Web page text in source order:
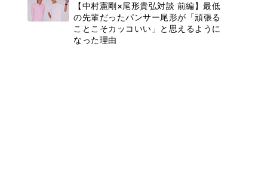
【中村憲剛×尾形貴弘対談 前編】最低
の先輩だったパンサー尾形が「頑張る
ことこそカッコいい」と思えるように
なった理由